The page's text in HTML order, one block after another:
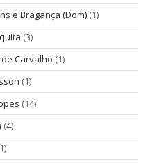
e Bragança (Dom) (1)
(3)
Carvalho (1)
(1)
(14)
(4)